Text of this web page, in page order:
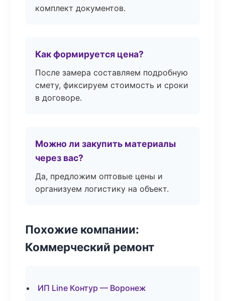
комплект документов.
Как формируется цена?
После замера составляем подробную
смету, фиксируем стоимость и сроки
в договоре.
Можно ли закупить материалы
через вас?
Да, предложим оптовые цены и
организуем логистику на объект.
Похожие компании:
Коммерческий ремонт
ИП Line Контур — Воронеж